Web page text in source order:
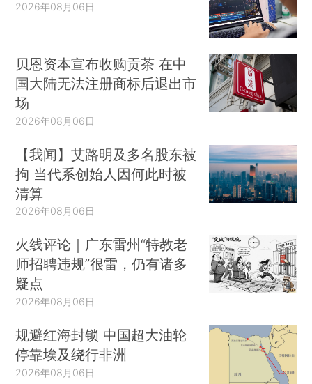
2026年08月06日
贝恩资本宣布收购贡茶 在中
国大陆无法注册商标后退出市
场
2026年08月06日
【我闻】艾路明及多名股东被
拘 当代系创始人因何此时被
清算
2026年08月06日
火线评论｜广东雷州“特教老
师招聘违规”很雷，仍有诸多
疑点
2026年08月06日
规避红海封锁 中国超大油轮
停靠埃及绕行非洲
2026年08月06日